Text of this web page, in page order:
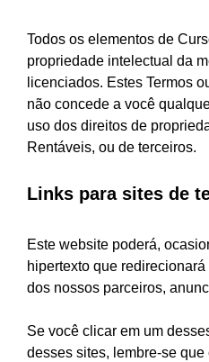
Todos os elementos de
propriedade intelectual da
licenciados. Estes Termos
não concede a você
uso dos direitos de
Rentáveis, ou de terceiros.
Links para sites de
Este website poderá,
hipertexto que
dos nossos parceiros,
Se você clicar em um
desses sites, lembre-se